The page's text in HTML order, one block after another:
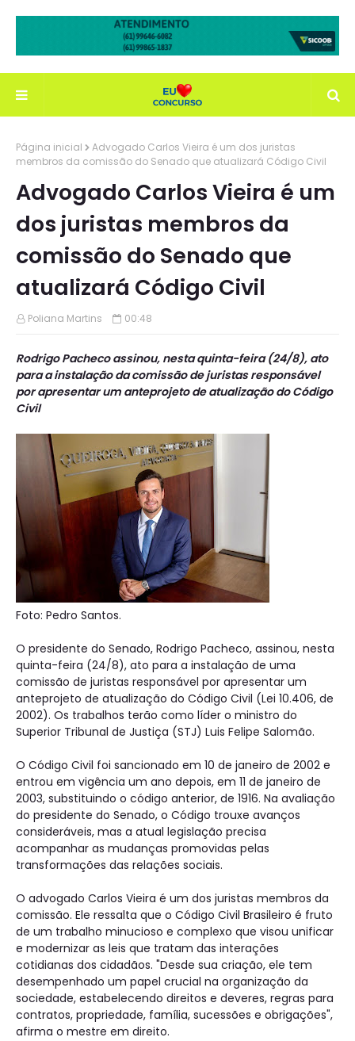
Página inicial
Advogado Carlos Vieira é um dos juristas
membros da comissão do Senado que atualizará Código Civil
Advogado Carlos Vieira é um
dos juristas membros da
comissão do Senado que
atualizará Código Civil
Poliana Martins 00:48
Rodrigo Pacheco assinou, nesta quinta-feira (24/8), ato
para a instalação da comissão de juristas responsável
por apresentar um anteprojeto de atualização do Código
Civil
Foto: Pedro Santos.
O presidente do Senado, Rodrigo Pacheco, assinou, nesta
quinta-feira (24/8), ato para a instalação de uma
comissão de juristas responsável por apresentar um
anteprojeto de atualização do Código Civil (Lei 10.406, de
2002). Os trabalhos terão como líder o ministro do
Superior Tribunal de Justiça (STJ) Luis Felipe Salomão.
O Código Civil foi sancionado em 10 de janeiro de 2002 e
entrou em vigência um ano depois, em 11 de janeiro de
2003, substituindo o código anterior, de 1916. Na avaliação
do presidente do Senado, o Código trouxe avanços
consideráveis, mas a atual legislação precisa
acompanhar as mudanças promovidas pelas
transformações das relações sociais.
O advogado Carlos Vieira é um dos juristas membros da
comissão. Ele ressalta que o Código Civil Brasileiro é fruto
de um trabalho minucioso e complexo que visou unificar
e modernizar as leis que tratam das interações
cotidianas dos cidadãos. "Desde sua criação, ele tem
desempenhado um papel crucial na organização da
sociedade, estabelecendo direitos e deveres, regras para
contratos, propriedade, família, sucessões e obrigações",
afirma o mestre em direito.